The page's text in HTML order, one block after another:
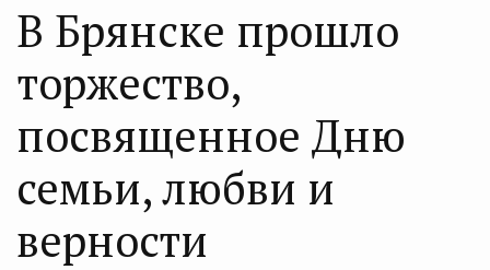
В Брянске прошло
торжество,
посвященное Дню
семьи, любви и
верности